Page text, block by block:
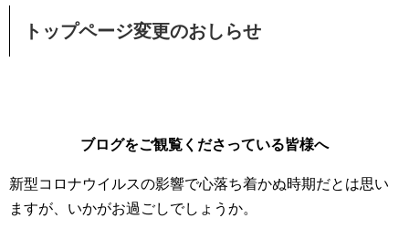
トップページ変更のおしらせ
ブログをご観覧くださっている皆様へ
新型コロナウイルスの影響で心落ち着かぬ時期だとは思い
ますが、いかがお過ごしでしょうか。